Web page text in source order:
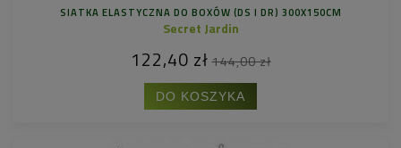
SIATKA ELASTYCZNA DO BOXÓW (DS I DR) 300X150CM
Secret Jardin
122,40 zł 144,00 zł
DO KOSZYKA